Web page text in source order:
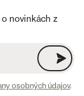
novinkách z
osobných údajov.